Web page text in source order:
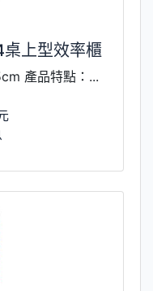
上型效率櫃
產品特點：...